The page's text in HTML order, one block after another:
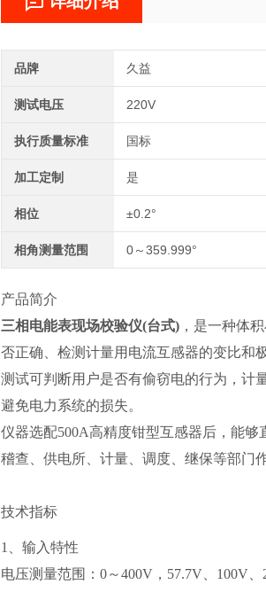
品牌 久益
测试电压 220V
执行质量标准 国标
加工定制 是
相位 ±0.2°
相角测量范围 0～359.999°
产品简介
三相电能表现场校验仪(台式) ，是一种体
否正确、检测计量用电流互感器的变比和
测试可判断用户是否有偷窃电的行为，计
避免电力系统的损失。
仪器选配500A高精度钳型互感器后，能
稽查、供电所、计量、调度、继保等部门
技术指标
1、输入特性
电压测量范围：0～400V，57.7V、100V